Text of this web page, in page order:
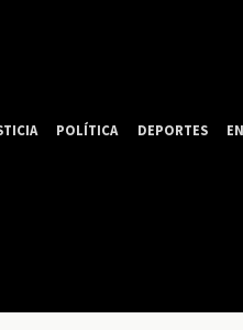
POLÍTICA DEPORTES